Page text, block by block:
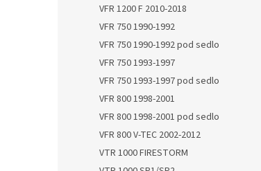
VFR 1200 F 2010-2018
VFR 750 1990-1992
VFR 750 1990-1992 pod sedlo
VFR 750 1993-1997
VFR 750 1993-1997 pod sedlo
VFR 800 1998-2001
VFR 800 1998-2001 pod sedlo
VFR 800 V-TEC 2002-2012
VTR 1000 FIRESTORM